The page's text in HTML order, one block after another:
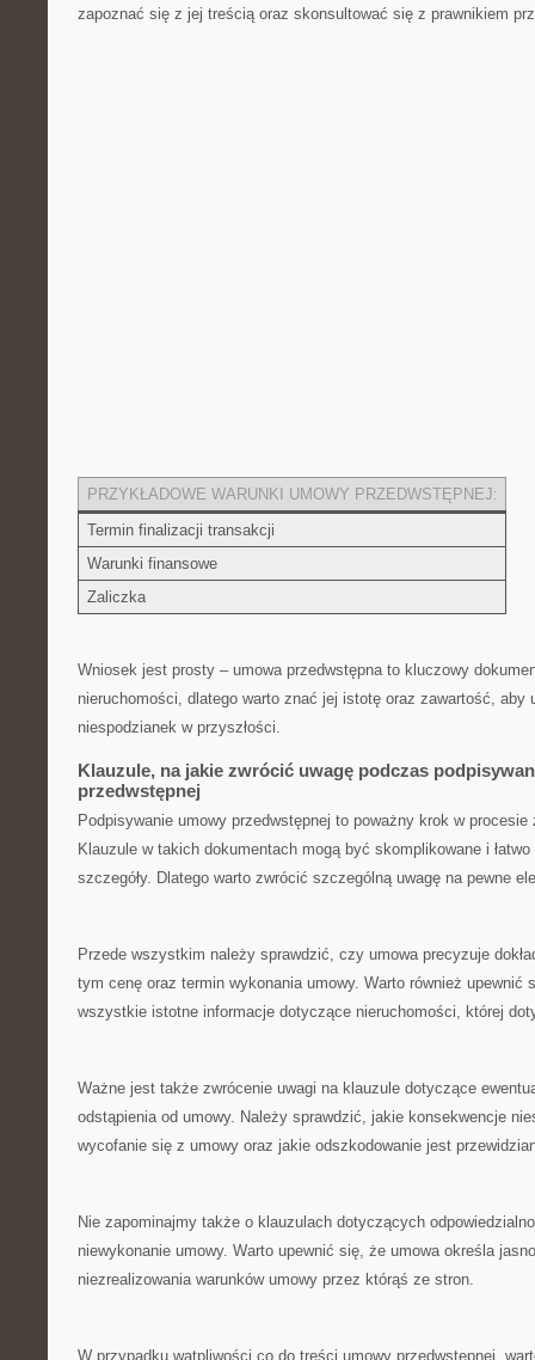
zapoznać się z jej treścią oraz ⁤skonsultować się z prawnikiem
PRZYKŁADOWE WARUNKI UMOWY PRZEDWSTĘPNEJ:
Termin finalizacji transakcji
Warunki finansowe
Zaliczka
Wniosek jest prosty – umowa ‍przedwstępna to ​kluczowy
nieruchomości, dlatego ⁣warto znać jej istotę oraz zawartość, aby
niespodzianek w przyszłości.
Klauzule, na jakie zwrócić uwagę podczas
przedwstępnej
Podpisywanie umowy przedwstępnej to poważny krok w
Klauzule w takich⁢ dokumentach mogą być‍ skomplikowane​ i
szczegóły.⁢ Dlatego warto ​zwrócić szczególną uwagę na pewne
Przede wszystkim ⁢należy sprawdzić, czy umowa ​precyzuje
tym cenę oraz termin wykonania umowy. Warto również upewnić
wszystkie istotne informacje ‍dotyczące nieruchomości, której
Ważne jest także zwrócenie ⁢uwagi⁣ na klauzule dotyczące
odstąpienia od ‍umowy. Należy sprawdzić, jakie ⁢konsekwencje
wycofanie‌ się⁤ z umowy oraz jakie odszkodowanie jest
Nie zapominajmy także o klauzulach dotyczących
niewykonanie umowy. Warto⁢ upewnić się, że umowa określa
niezrealizowania warunków umowy przez którąś ze stron.
W przypadku wątpliwości ‍co⁣ do‌ treści umowy przedwstępnej,